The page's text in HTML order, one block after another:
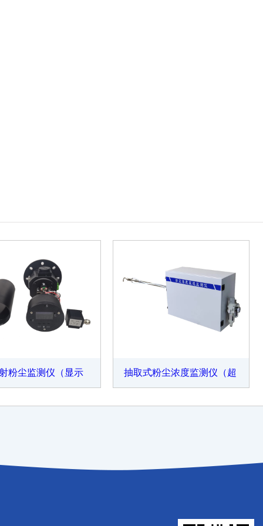
粉尘监测仪（显示 抽取式粉尘浓度监测仪（超